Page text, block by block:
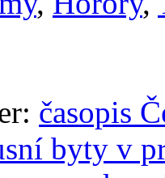
časopis
byty v